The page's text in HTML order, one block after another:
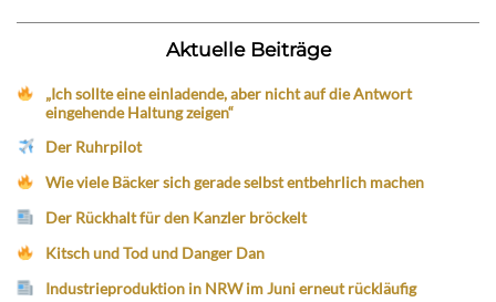
Aktuelle Beiträge
„Ich sollte eine einladende, aber nicht auf die Antwort
eingehende Haltung zeigen“
Der Ruhrpilot
Wie viele Bäcker sich gerade selbst entbehrlich machen
Der Rückhalt für den Kanzler bröckelt
Kitsch und Tod und Danger Dan
Industrieproduktion in NRW im Juni erneut rückläufig